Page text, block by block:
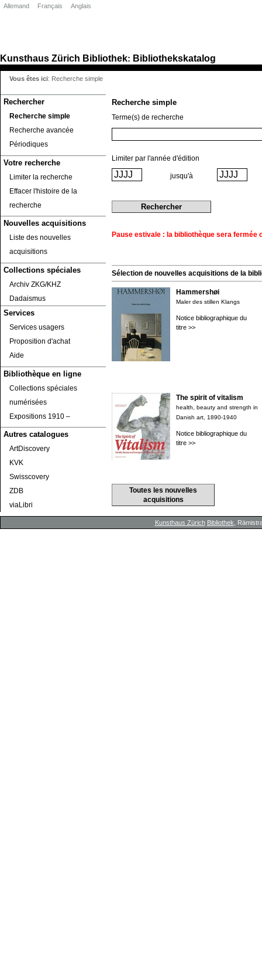
Kunsthaus Zürich Bibliothek: Bibliothekskatalog
Rechercher
Recherche simple
Recherche avancée
Périodiques
Votre recherche
Limiter la recherche
Effacer l'histoire de la
recherche
Nouvelles acquisitions
Liste des nouvelles
acquisitions
Collections spéciales
Archiv ZKG/KHZ
Dadaismus
Services
Services usagers
Proposition d'achat
Aide
Bibliothèque en ligne
Collections spéciales
numérisées
Expositions 1910 ‒
Autres catalogues
ArtDiscovery
KVK
Swisscovery
ZDB
viaLibri
Allemand Français Anglais
Vous êtes ici: Recherche simple
Recherche simple
Terme(s) de recherche
Limiter par l'année d'édition
jusqu'à
Pause estivale : la bibliothèque sera fermée
Sélection de nouvelles acquisitions de la
Hammershøi
Maler des stillen Klangs
Notice bibliographique du
titre >>
The spirit of vitalism
health, beauty and strength in
Danish art, 1890-1940
Notice bibliographique du
titre >>
Toutes les nouvelles
acquisitions
Kunsthaus Zürich Bibliothek ,